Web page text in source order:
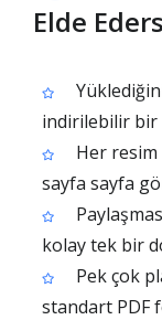
Elde
indirilebilir bir
Her resim
sayfa sayfa
kolay tek bir
Pek çok
standart PDF